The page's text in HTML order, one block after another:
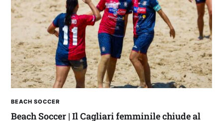
BEACH SOCCER
Beach Soccer | Il Cagliari femminile chiude al